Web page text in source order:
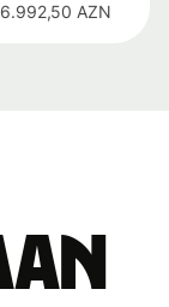
AZN